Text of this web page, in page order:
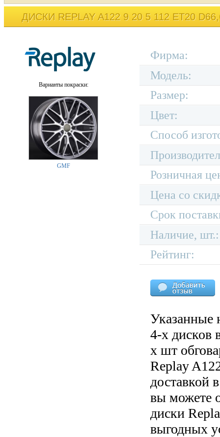
ДИСКИ REPLAY A122 9 20 5 112 ET20
Варианты покраски:
GMF
Фирма:
Модель:
Размер:
Цвет:
Способ
Розничная
Цена со
Срок
Наличие, шт.:
Рейтинг:
Указанные
4-х дисков
х шт
Replay
доставкой
вы можете
диски
выгодных